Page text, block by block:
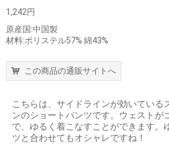
1,242円
原産国:中国製
材料:ポリステル57% 綿43%
この商品の通販サイトへ
こちらは、サイドラインが効いている
ンのショートパンツです。ウェストが
で、ゆるく着こなすことができます。
ツと合わせてもオシャレですね！